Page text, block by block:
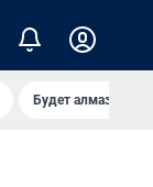
Будет алмазный